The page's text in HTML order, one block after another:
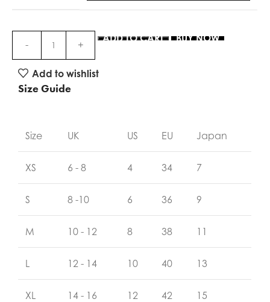
ADD TO CART BUY NOW
Add to wishlist
Size Guide
Size UK US EU Japan
XS 6 - 8 4 34 7
S 8 -10 6 36 9
M 10 - 12 8 38 11
L 12 - 14 10 40 13
XL 14 - 16 12 42 15